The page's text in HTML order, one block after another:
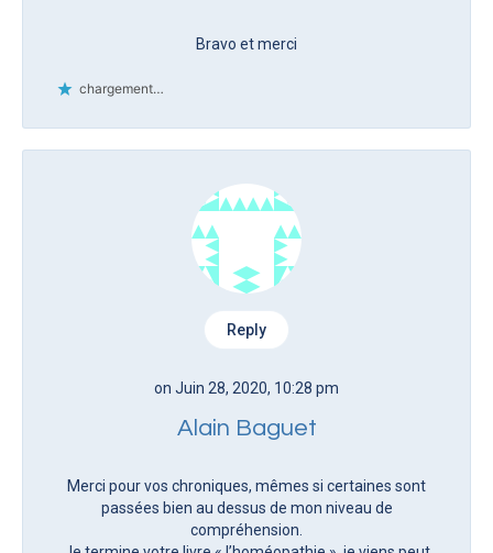
Bravo et merci
chargement…
Reply
on Juin 28, 2020, 10:28 pm
Alain Baguet
Merci pour vos chroniques, mêmes si certaines sont
passées bien au dessus de mon niveau de
compréhension.